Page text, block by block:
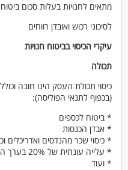
מתאים לחנויות בעלות סכום ביטוח
לסיכוני רכוש ואובדן רווחים
עיקרי הכיסוי בביטוח חנויות
תכולה
כיסוי תכולת העסק הינו חובה
(בכפוף לתנאי הפוליסה):
* ביטוח לכספים
* אבדן הכנסות
* כיסוי שכר מהנדסים ואדריכלים
* עלייה עונתית של 20% בערך המלאי טרם ראש השנה ופסח
* ועוד